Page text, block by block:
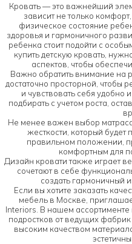
Кровать — это важнейший
зависит не только
физическое состояние
здоровья и гармоничного
ребенка стоит подойти с
купить детскую кровать,
аспектов, чтобы
Важно обратить внимание на
достаточно просторной, чтобы
и чувствовать себя удобно
подбирать с учетом роста,
Не менее важен выбор
жесткости, который
правильном положении,
комфортным для
Дизайн кровати также играет
сочетают в себе
создать гармоничный
Если вы хотите заказать
мебель в Москве,
Interiors. В нашем ассортименте
подростков от ведущих
высоким качеством